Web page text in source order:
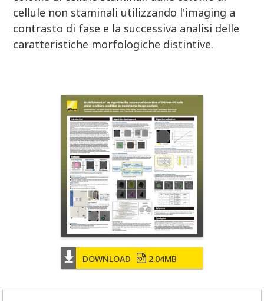
DOWNLOAD 2.04MB
cellule non staminali utilizzando l'imaging a
contrasto di fase e la successiva analisi delle
caratteristiche morfologiche distintive.